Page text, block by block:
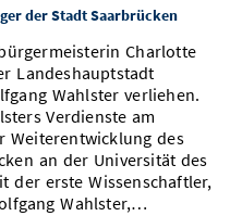
der Stadt Saarbrücken
Charlotte
Landeshauptstadt
Wahlster verliehen.
Verdienste am
Weiterentwicklung des
an der Universität des
der erste Wissenschaftler,
Wahlster,…